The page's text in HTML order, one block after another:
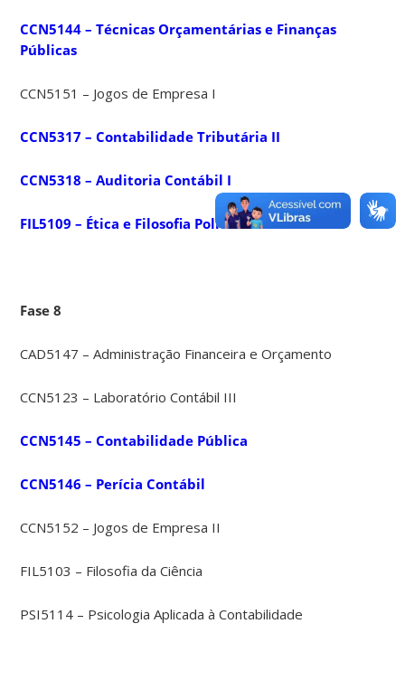
CCN5144 – Técnicas Orçamentárias e Finanças
Públicas
CCN5151 – Jogos de Empresa I
CCN5317 – Contabilidade Tributária II
CCN5318 – Auditoria Contábil I
FIL5109 – Ética e Filosofia Política
Fase 8
CAD5147 – Administração Financeira e Orçamento
CCN5123 – Laboratório Contábil III
CCN5145 – Contabilidade Pública
CCN5146 – Perícia Contábil
CCN5152 – Jogos de Empresa II
FIL5103 – Filosofia da Ciência
PSI5114 – Psicologia Aplicada à Contabilidade